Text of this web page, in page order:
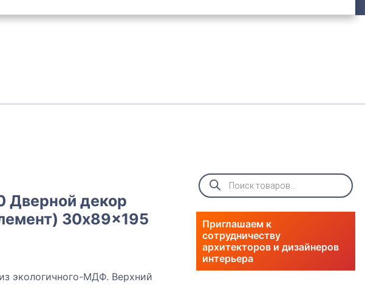
Дверной декор
30x89x195
экологичного-МДФ. Верхний
Поиск
товаров
Приглашаем к
сотрудничеству
архитекторов и дизайнеров
интерьера